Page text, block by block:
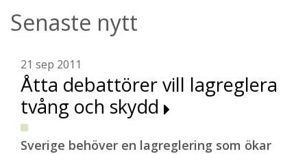
Senaste nytt
21 sep 2011
Åtta debattörer vill lagreglera
tvång och skydd
Sverige behöver en lagreglering som ökar